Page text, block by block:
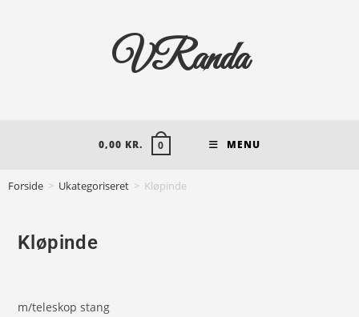
VRanda
0,00 KR. 0 MENU
Forside > Ukategoriseret > Kløpinde
Kløpinde
m/teleskop stang